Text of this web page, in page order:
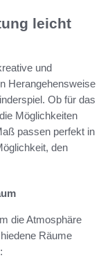
leicht
und
Herangehensweise
Ob für das
Möglichkeiten
passen perfekt in
den
die Atmosphäre
Räume